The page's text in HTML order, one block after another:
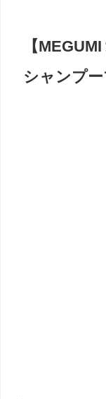
【
シャンプ